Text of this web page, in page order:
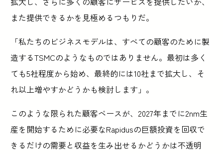
また提供できるかを見極めるつもりだ。
「私たちのビジネスモデルは、すべての顧客のために製
造するTSMCのようなものではありません。最初は多く
ても5社程度から始め、最終的には10社まで拡大し、そ
れ以上増やすかどうかも検討します」。
このような限られた顧客ベースが、2027年までに2nm生
産を開始するために必要なRapidusの巨額投資を回収で
きるだけの需要と収益を生み出せるかどうかは不透明